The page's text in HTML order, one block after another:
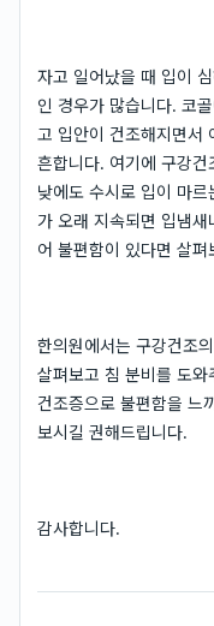
자고 일어났을 때 입이
인 경우가 많습니다. 코
고 입안이 건조해지면서
흔합니다. 여기에 구강
낮에도 수시로 입이 마
가 오래 지속되면 입냄
어 불편함이 있다면 살
한의원에서는 구강건조
살펴보고 침 분비를 도
건조증으로 불편함을 느
보시길 권해드립니다.
감사합니다.